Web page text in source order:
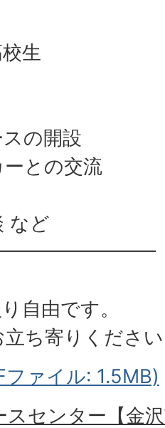
生
スの開設
ーとの交流
など
自由です。
ち寄りくださ
ァイル: 1.5MB)
スセンター【金